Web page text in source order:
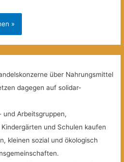
über Nahrungsmittel
dagegen auf solidar-
und Arbeitsgruppen,
und Schulen kaufen
kleinen sozial und ökologisch